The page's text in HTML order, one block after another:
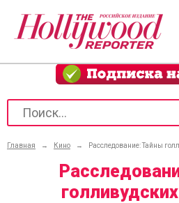
Главная → Кино → Расследование: Тайны